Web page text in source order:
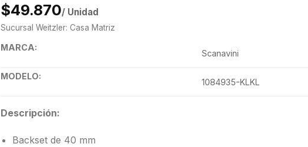
$49.870/ Unidad
Sucursal Weitzler: Casa Matriz
MARCA:
Scanavini
MODELO:
1084935-KLKL
Descripción:
Backset de 40 mm